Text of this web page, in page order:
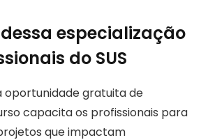
especialização
do SUS
oportunidade gratuita de
capacita os profissionais para
que impactam